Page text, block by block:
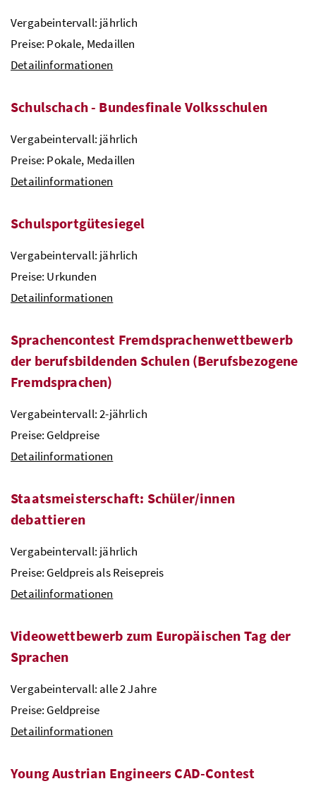
Vergabeintervall: jährlich
Preise: Pokale, Medaillen
Detailinformationen
Schulschach - Bundesfinale Volksschulen
Vergabeintervall: jährlich
Preise: Pokale, Medaillen
Detailinformationen
Schulsportgütesiegel
Vergabeintervall: jährlich
Preise: Urkunden
Detailinformationen
Sprachencontest Fremdsprachenwettbewerb
der berufsbildenden Schulen (Berufsbezogene
Fremdsprachen)
Vergabeintervall: 2-jährlich
Preise: Geldpreise
Detailinformationen
Staatsmeisterschaft: Schüler/innen
debattieren
Vergabeintervall: jährlich
Preise: Geldpreis als Reisepreis
Detailinformationen
Videowettbewerb zum Europäischen Tag der
Sprachen
Vergabeintervall: alle 2 Jahre
Preise: Geldpreise
Detailinformationen
Young Austrian Engineers CAD-Contest